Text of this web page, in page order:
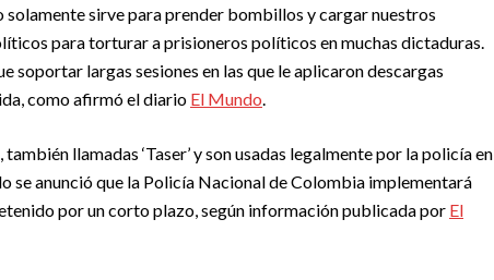
solamente sirve para prender bombillos y cargar nuestros
para torturar a prisioneros políticos en muchas dictaduras.
soportar largas sesiones en las que le aplicaron descargas
como afirmó el diario El Mundo.
llamadas ‘Taser’ y son usadas legalmente por la policía en
se anunció que la Policía Nacional de Colombia implementará
por un corto plazo, según información publicada por El